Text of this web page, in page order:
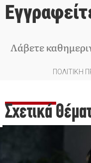
Λάβετε
ΠΟΛΙΤΙΚΗ
Σχετικά